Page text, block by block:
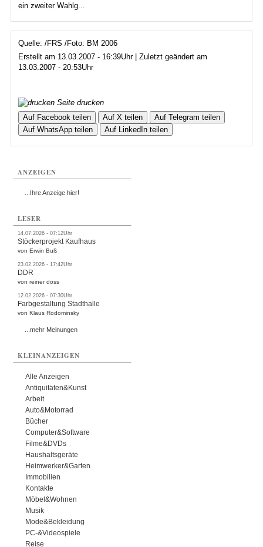
ein zweiter Wahlg...
Quelle: /FRS /Foto: BM 2006
Erstellt am 13.03.2007 - 16:39Uhr | Zuletzt geändert am
13.03.2007 - 20:53Uhr
Seite drucken
Auf Facebook teilen
Auf X teilen
Auf Telegram teilen
Auf WhatsApp teilen
Auf LinkedIn teilen
ANZEIGEN
...Ihre Anzeige hier!
LESER
14.07.2026 - 07:12Uhr
Stöckerprojekt Kaufhaus
von Erwin Buß
23.02.2026 - 17:42Uhr
DDR
von reiner doss
12.02.2026 - 07:30Uhr
Farbgestaltung Stadthalle
von Klaus Rodominsky
...mehr Meinungen
KLEINANZEIGEN
Alle Anzeigen
Antiquitäten&Kunst
Arbeit
Auto&Motorrad
Bücher
Computer&Software
Filme&DVDs
Haushaltsgeräte
Heimwerker&Garten
Immobilien
Kontakte
Möbel&Wohnen
Musik
Mode&Bekleidung
PC-&Videospiele
Reise